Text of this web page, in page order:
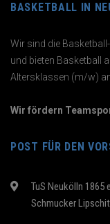
BASKETBALL IN
Wir sind die
und bieten Basketball
Altersklassen (m/w)
Wir fördern
POST FÜR DEN
TuS Neukölln 1865
Schmucker